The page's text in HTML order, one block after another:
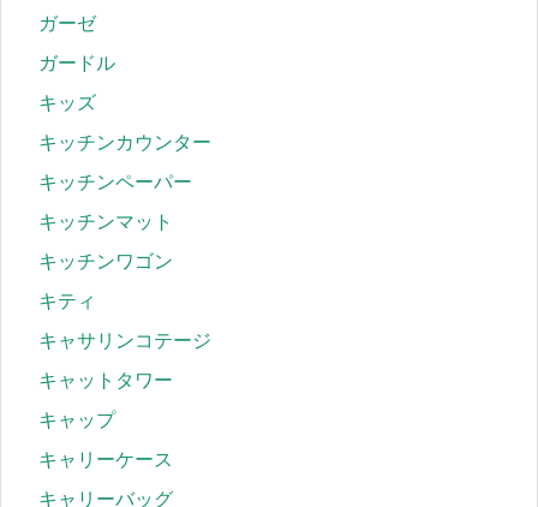
ガーゼ
ガードル
キッズ
キッチンカウンター
キッチンペーパー
キッチンマット
キッチンワゴン
キティ
キャサリンコテージ
キャットタワー
キャップ
キャリーケース
キャリーバッグ